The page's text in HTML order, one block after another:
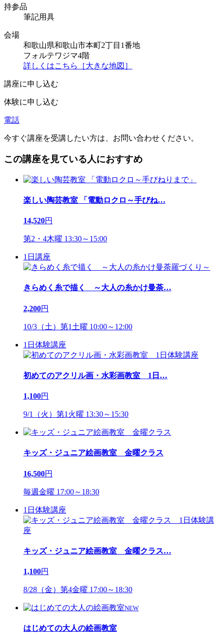
持参品
筆記用具
会場
和歌山県和歌山市本町2丁目1番地
フォルテワジマ4階
詳しくはこちら［大きな地図］
講座に申し込む
体験に申し込む
電話
今すぐ講座を受講したい方は、お問い合わせください。
この講座を見ている人におすすめ
楽しい陶芸教室 「電動ロクロ～手びね…
14,520円
第2・4木曜 13:30～15:00
1日講座
きらめく糸で描く ～大人の糸かけ曼荼…
2,200円
10/3（土）第1土曜 10:00～12:00
1日体験講座
初めてのアクリル画・水彩画教室 1日 …
1,100円
9/1（火）第1火曜 13:30～15:30
キッズ・ジュニア絵画教室 金曜クラス
16,500円
毎週金曜 17:00～18:30
1日体験講座
キッズ・ジュニア絵画教室 金曜クラス…
1,100円
8/28（金）第4金曜 17:00～18:30
NEW
はじめての大人の絵画教室